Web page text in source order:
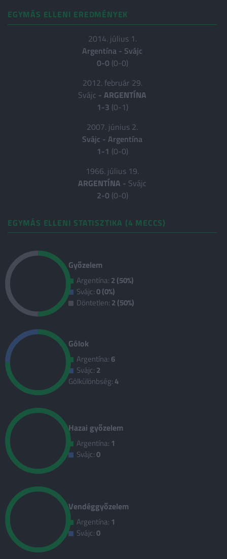
EGYMÁS ELLENI EREDMÉNYEK
2014. július 1.
Argentína - Svájc
0-0 (0-0)
2012. február 29.
Svájc - ARGENTÍNA
1-3 (0-1)
2007. június 2.
Svájc - Argentína
1-1 (0-0)
1966. július 19.
ARGENTÍNA - Svájc
2-0 (0-0)
EGYMÁS ELLENI STATISZTIKA (4 MECCS)
Győzelem
Argentína: 2 (50%)
Svájc:0 (0%)
Döntetlen: 2 (50%)
Gólok
Argentína: 6
Svájc: 2
Gólkülönbség: 4
Hazai győzelem
Argentína: 1
Svájc:0
Vendéggyőzelem
Argentína: 1
Svájc:0